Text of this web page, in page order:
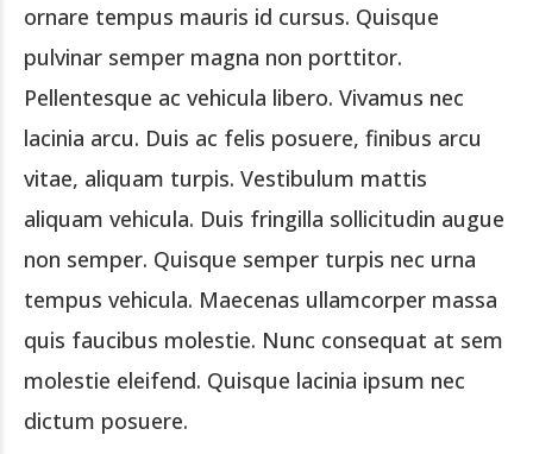
ornare tempus mauris id cursus. Quisque
pulvinar semper magna non porttitor.
Pellentesque ac vehicula libero. Vivamus nec
lacinia arcu. Duis ac felis posuere, finibus arcu
vitae, aliquam turpis. Vestibulum mattis
aliquam vehicula. Duis fringilla sollicitudin augue
non semper. Quisque semper turpis nec urna
tempus vehicula. Maecenas ullamcorper massa
quis faucibus molestie. Nunc consequat at sem
molestie eleifend. Quisque lacinia ipsum nec
dictum posuere.